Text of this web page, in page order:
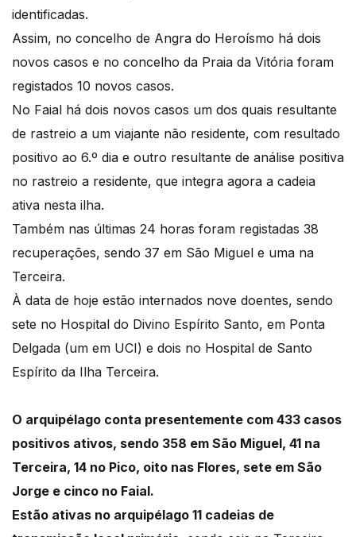
identificadas.
Assim, no concelho de Angra do Heroísmo há dois
novos casos e no concelho da Praia da Vitória foram
registados 10 novos casos.
No Faial há dois novos casos um dos quais resultante
de rastreio a um viajante não residente, com resultado
positivo ao 6.º dia e outro resultante de análise positiva
no rastreio a residente, que integra agora a cadeia
ativa nesta ilha.
Também nas últimas 24 horas foram registadas 38
recuperações, sendo 37 em São Miguel e uma na
Terceira.
À data de hoje estão internados nove doentes, sendo
sete no Hospital do Divino Espírito Santo, em Ponta
Delgada (um em UCI) e dois no Hospital de Santo
Espírito da Ilha Terceira.
O arquipélago conta presentemente com 433 casos
positivos ativos, sendo 358 em São Miguel, 41 na
Terceira, 14 no Pico, oito nas Flores, sete em São
Jorge e cinco no Faial.
Estão ativas no arquipélago 11 cadeias de